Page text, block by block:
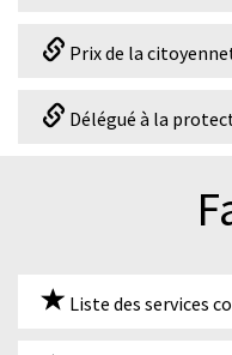
Prix de la
Délégué à la
Liste des services